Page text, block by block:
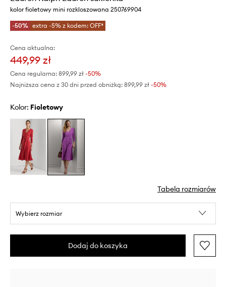
kolor fioletowy mini rozkloszowana 250769904
-50% extra -5% z kodem: OFF*
Cena aktualna:
449,99 zł
Cena regularna: 899,99 zł -50%
Najniższa cena z 30 dni przed obniżką: 899,99 zł -50%
Kolor: fioletowy
Tabela rozmiarów
Wybierz rozmiar
Dodaj do koszyka